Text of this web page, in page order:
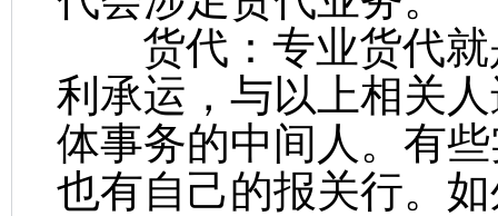
货代：专业货代就
利承运，与以上相关
体事务的中间人。有
也有自己的报关行。